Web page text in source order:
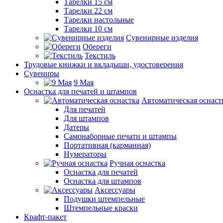
Тарелки 15 см
Тарелки 22 см
Тарелки настольные
Тарелки 10 см
Сувенирные изделия
Обереги
Текстиль
Трудовые книжки и вкладыши, удостоверения
Сувениры
9 Мая
Оснастка для печатей и штампов
Автоматическая
Для печатей
Для штампов
Датеры
Самонаборные печати и штампы
Портативная (карманная)
Нумераторы
Ручная оснастка
Оснастка для печатей
Оснастка для штампов
Аксессуары
Подушки штемпельные
Штемпельные краски
Крафт-пакет